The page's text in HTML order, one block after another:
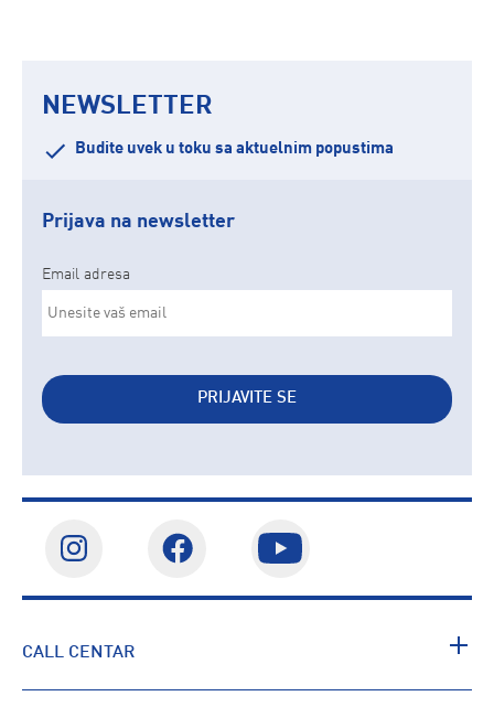
NEWSLETTER
Budite uvek u toku sa aktuelnim popustima
Prijava na newsletter
Email adresa
PRIJAVITE SE
CALL CENTAR